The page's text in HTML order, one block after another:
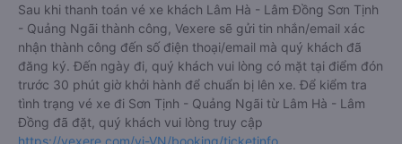
Sau khi thanh toán vé xe khách Lâm Hà - Lâm Đồng Sơn Tịnh
- Quảng Ngãi thành công, Vexere sẽ gửi tin nhắn/email xác
nhận thành công đến số điện thoại/email mà quý khách đã
đăng ký. Đến ngày đi, quý khách vui lòng có mặt tại điểm đón
trước 30 phút giờ khởi hành để chuẩn bị lên xe. Để kiểm tra
tình trạng vé xe đi Sơn Tịnh - Quảng Ngãi từ Lâm Hà - Lâm
Đồng đã đặt, quý khách vui lòng truy cập
https://vexere.com/vi-VN/booking/ticketinfo